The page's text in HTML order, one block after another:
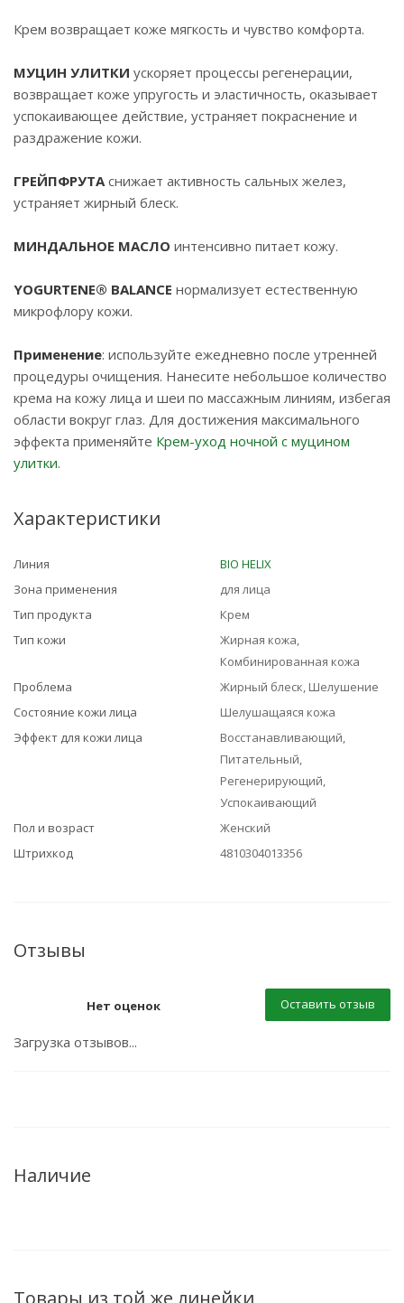
Крем возвращает коже мягкость и чувство комфорта.
МУЦИН УЛИТКИ ускоряет процессы регенерации,
возвращает коже упругость и эластичность, оказывает
успокаивающее действие, устраняет покраснение и
раздражение кожи.
ГРЕЙПФРУТАснижает активность сальных желез,
устраняет жирный блеск.
МИНДАЛЬНОЕ МАСЛО интенсивно питает кожу.
YOGURTENE® BALANCE нормализует естественную
микрофлору кожи.
Применение: используйте ежедневно после утренней
процедуры очищения. Нанесите небольшое количество
крема на кожу лица и шеи по массажным линиям, избегая
области вокруг глаз. Для достижения максимального
эффекта применяйте Крем-уход ночной с муцином
улитки.
Характеристики
Линия
BIO HELIX
Зона применения
для лица
Тип продукта
Крем
Тип кожи
Жирная кожа,
Комбинированная кожа
Проблема
Жирный блеск, Шелушение
Состояние кожи лица
Шелушащаяся кожа
Эффект для кожи лица
Восстанавливающий,
Питательный,
Регенерирующий,
Успокаивающий
Пол и возраст
Женский
Штрихкод
4810304013356
Отзывы
Нет оценок Оставить отзыв
Загрузка отзывов...
Наличие
Товары из той же линейки